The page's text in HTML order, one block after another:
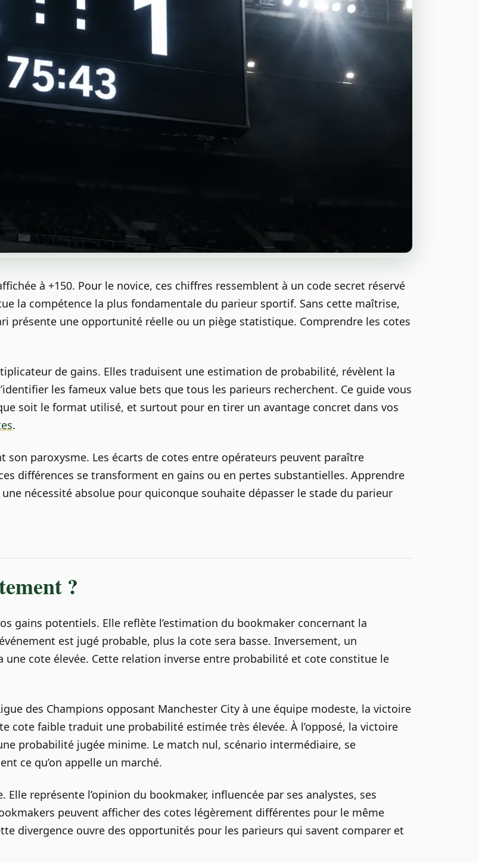
à +150. Pour le novice, ces chiffres ressemblent à un code secret réservé
la compétence la plus fondamentale du parieur sportif. Sans cette maîtrise,
présente une opportunité réelle ou un piège statistique. Comprendre les cotes
de gains. Elles traduisent une estimation de probabilité, révèlent la
les fameux value bets que tous les parieurs recherchent. Ce guide vous
soit le format utilisé, et surtout pour en tirer un avantage concret dans vos
.
paroxysme. Les écarts de cotes entre opérateurs peuvent paraître
différences se transforment en gains ou en pertes substantielles. Apprendre
nécessité absolue pour quiconque souhaite dépasser le stade du parieur
?
gains potentiels. Elle reflète l’estimation du bookmaker concernant la
est jugé probable, plus la cote sera basse. Inversement, un
cote élevée. Cette relation inverse entre probabilité et cote constitue le
des Champions opposant Manchester City à une équipe modeste, la victoire
cote faible traduit une probabilité estimée très élevée. À l’opposé, la victoire
probabilité jugée minime. Le match nul, scénario intermédiaire, se
ce qu’on appelle un marché.
représente l’opinion du bookmaker, influencée par ses analystes, ses
peuvent afficher des cotes légèrement différentes pour le même
divergence ouvre des opportunités pour les parieurs qui savent comparer et